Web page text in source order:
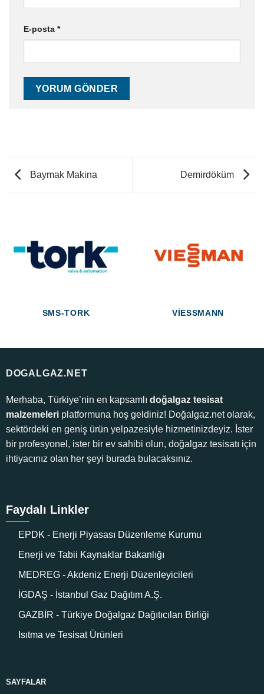
E-posta *
Baymak Makina Demirdöküm
SMS-TORK VIESSMANN
DOGALGAZ.NET
Merhaba, Türkiye’nin en kapsamlı doğalgaz tesisat
malzemeleriplatformuna hoş geldiniz! Doğalgaz.net olarak,
sektördeki en geniş ürün yelpazesiyle hizmetinizdeyiz. İster
bir profesyonel, ister bir ev sahibi olun, doğalgaz tesisatı için
ihtiyacınız olan her şeyi burada bulacaksınız.
Faydalı Linkler
EPDK - Enerji Piyasası Düzenleme Kurumu
Enerji ve Tabii Kaynaklar Bakanlığı
MEDREG - Akdeniz Enerji Düzenleyicileri
İGDAŞ - İstanbul Gaz Dağıtım A.Ş.
GAZBİR - Türkiye Doğalgaz Dağıtıcıları Birliği
Isıtma ve Tesisat Ürünleri
SAYFALAR